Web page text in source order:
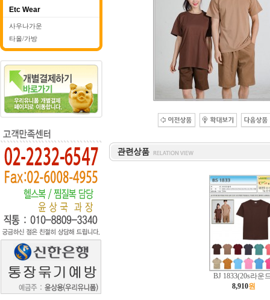
Etc Wear
사우나가운
타올/가방
BJ 1833(20s라운
8,910원